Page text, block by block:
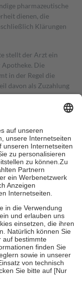
pharmazeutische
dienen, die
Klärungen
stellt der Arzt ein
Apotheke. Die
in der Regel die
davon als Zuzahlung
in Höhe von zehn
als die tatsächlichen
Online-Apotheken.
beträgt die
Euro je
eigene Gesundheit zu
zu unterstützen,
18. Lebensjahr
die von der